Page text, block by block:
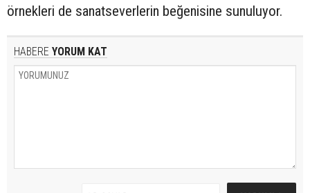
örnekleri de sanatseverlerin beğenisine sunuluyor.
HABERE YORUM KAT